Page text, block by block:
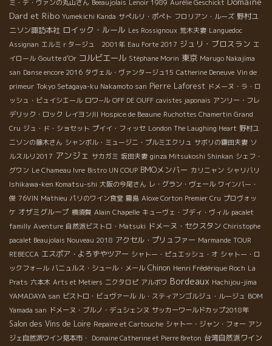
ミ・デ・ヴァンの丸山さん Beeaujolais Lenoir 1989 Aurélie Geschickt
Dard et Ribo Yumekichi Kanda サぺルリ・ポぺト フロリアン・ルーズ 野村ユ
ニソン諏訪本社 ロイック・ルール Les Rossignoux 荒木夫妻 Languedoc
Assignan エルミｒタージュ 2001年 Eau Forte 2017 ジュリ・ブロスラン エ
イロール Goutte d’Or コルビエール Stéphane Morin 東京 Marugo Nakajima
san Danse encore 2016 タヴェル・ヴァンタージュ15 Catherine Deneuve Vin de
primeur Tokyo Setagaya-ku Nakamoto san Pierre Laforest ドメーヌ・ラ・ロ
ッシュ・ビュイシエール ロワ−ル OFF DE OUFF cavistes japonais アンリー・フレ
デリック・ロック レイヨン川 Hospice de Beaune Ruchottes Chamertin Grand
Cru ジュ・ド・ショセット プイイ・フィッセ London The Laughing Heart 野村ユ
ニソンの藤木さん シャンボル・ミュージニ・プルミエクリュ サボリの鎌田夫妻 ソ
ルスルリ2017 アンジェ サカガミ 坂田夫妻 ginza Mitsukoshi Shinkan シェフ・
グワン Le Chameau Ivre Bistro UN COUP BMOメンバー カリニャン シャリバリ
Ishikawa-ken Komatsu-shi 大阪の今尾さん レ・グラン・ヴェール ワインバー・
俊 76VIN Mathieu パリのワイン食堂 霧島 Aloxe Corton Premier Cru プロヴォッ
ケ オザミグループ 横須賀 Alain Chapelle キューヴェ・ブディ・ヴィル pacalet
familly Aventure 自然派ビストロ・Matsuki ドメーヌ・セクスタン Chiristophe
pacalet Beaujolais Nouveau 2018 アクセル・プリュファー Marmande TOUR
REBECCA エスポア・よろずやツアー シャトー・ピュエッシュ・オ シャトー・ロ
ックフォール バニュルス・シュール・メール Chinon Henri Frédérique Roch La
Prats 六本木 Arts et Metiers ニクタロピ アルボワ Bordeaux Hachijou-jima
YAMADAYA san ビストロ・ビュヴァール ル・スティアンゴルジュ・ルージュ BOM
Yamada san ドメーヌ・ブルノ・デュシェンヌ サッカーワールドカップ2018年
Salon des Vins de Loire Repaire et Cartouche シャトー・ジャン・フォー アン
ジェ自然派ワイン見本市・ Domaine Catherine et Pierre Breton 台湾自然派ワイン